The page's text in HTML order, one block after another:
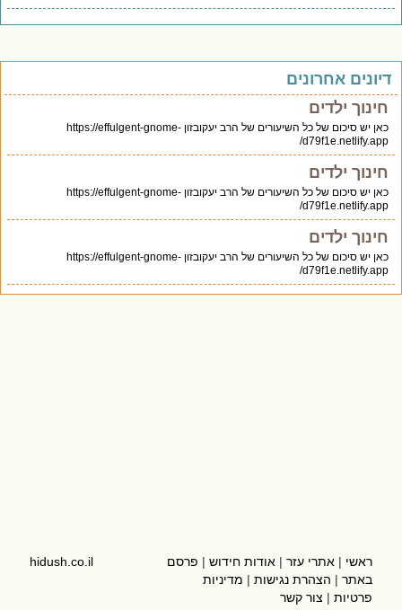
דיונים אחרונים
חינוך ילדים
כאן יש סיכום של כל השיעורים של הרב יעקובזון https://effulgent-gnome-
d79f1e.netlify.app/
חינוך ילדים
כאן יש סיכום של כל השיעורים של הרב יעקובזון https://effulgent-gnome-
d79f1e.netlify.app/
חינוך ילדים
כאן יש סיכום של כל השיעורים של הרב יעקובזון https://effulgent-gnome-
d79f1e.netlify.app/
ראשי | אתרי עזר | אודות חידוש | פרסם
באתר | הצהרת נגישות | מדיניות
פרטיות | צור קשר
hidush.co.il